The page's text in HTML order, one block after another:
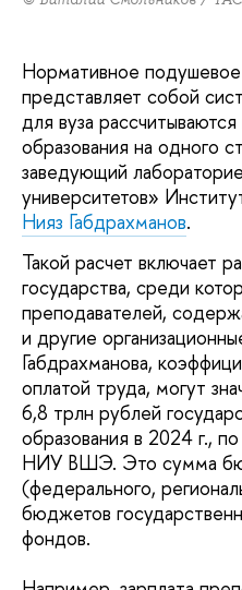
Нормативное
представляет собой
для вуза
образования на одного
заведующий
университетов»
Нияз Габдрахманов.
Такой расчет включает
государства, среди
преподавателей,
и другие
Габдрахманова,
оплатой труда, могут
6,8 трлн рублей
образования в 2024 г.,
НИУ ВШЭ. Это сумма
(федерального,
бюджетов
фондов.